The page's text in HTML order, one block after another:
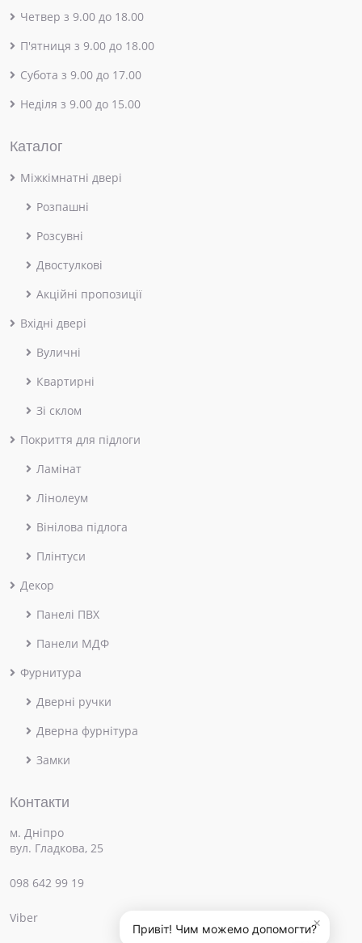
×
Привіт! Чим можемо допомогти?
Четвер з 9.00 до 18.00
П'ятниця з 9.00 до 18.00
Субота з 9.00 до 17.00
Неділя з 9.00 до 15.00
Каталог
Міжкімнатні двері
Розпашні
Розсувні
Двостулкові
Акційні пропозиції
Вхідні двері
Вуличні
Квартирні
Зі склом
Покриття для підлоги
Ламінат
Лінолеум
Вінілова підлога
Плінтуси
Декор
Панелі ПВХ
Панели МДФ
Фурнитура
Дверні ручки
Дверна фурнітура
Замки
Контакти
м. Дніпро
вул. Гладкова, 25
098 642 99 19
Viber